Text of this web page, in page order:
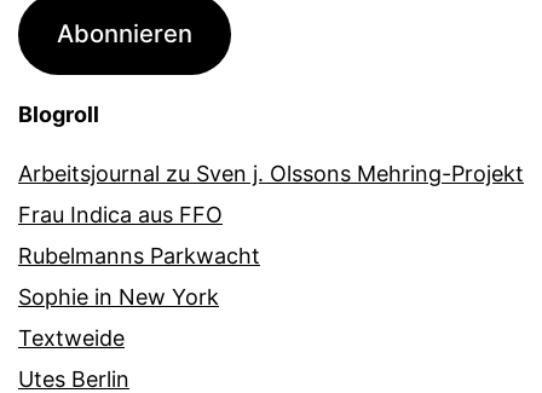
Adresse
Abonnieren
Blogroll
Arbeitsjournal zu Sven j. Olssons Mehring-Projekt
Frau Indica aus FFO
Rubelmanns Parkwacht
Sophie in New York
Textweide
Utes Berlin